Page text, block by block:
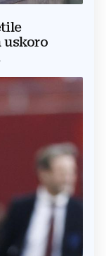
uskoro